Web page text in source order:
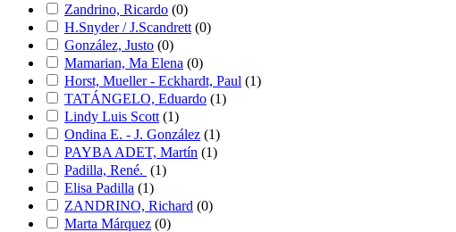
Zandrino, Ricardo (0)
H.Snyder / J.Scandrett (0)
González, Justo (0)
Mamarian, Ma Elena (0)
Horst, Mueller - Eckhardt, Paul (1)
TATÁNGELO, Eduardo (1)
Lindy Luis Scott (1)
Ondina E. - J. González (1)
PAYBA ADET, Martín (1)
Padilla, René. (1)
Elisa Padilla (1)
ZANDRINO, Richard (0)
Marta Márquez (0)